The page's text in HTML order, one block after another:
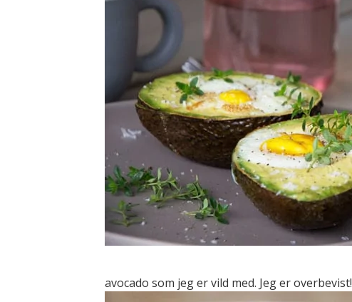
avocado som jeg er vild med. Jeg er overbevist!